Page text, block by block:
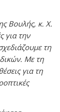
Βουλής, κ. Χ.
για την
τη
Με τη
για τη